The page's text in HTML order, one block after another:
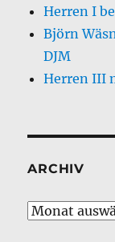
Herren I
Björn
DJM
Herren III
ARCHIV
Archiv